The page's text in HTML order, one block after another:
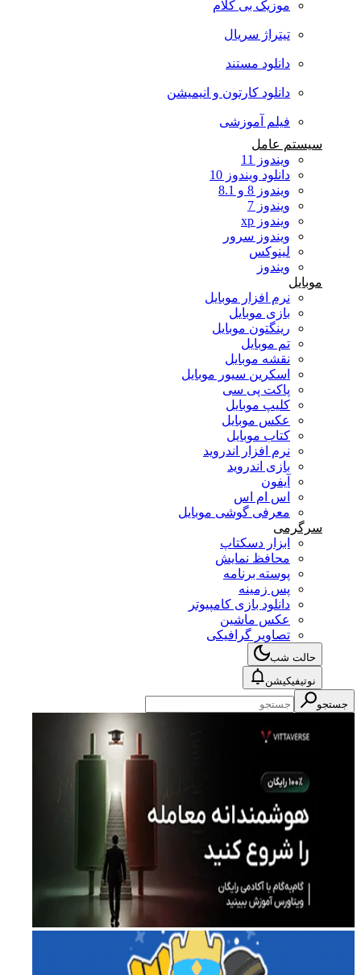
موزیک بی کلام
تیتراژ سریال
دانلود مستند
دانلود کارتون و انیمیشن
فیلم آموزشی
سیستم عامل
ویندوز 11
دانلود ویندوز 10
ویندوز 8 و 8.1
ویندوز 7
ویندوز xp
ویندوز سرور
لینوکس
ویندوز
موبایل
نرم افزار موبایل
بازی موبایل
رینگتون موبایل
تم موبایل
نقشه موبایل
اسکرین سیور موبایل
پاکت پی سی
کلیپ موبایل
عکس موبایل
کتاب موبایل
نرم افزار اندروید
بازی اندروید
آیفون
اس ام اس
معرفی گوشی موبایل
سرگرمی
ابزار دسکتاپ
محافظ نمایش
پوسته برنامه
پس زمینه
دانلود بازی کامپیوتر
عکس ماشین
تصاویر گرافیکی
حالت شب
نوتیفیکیشن
جستجو